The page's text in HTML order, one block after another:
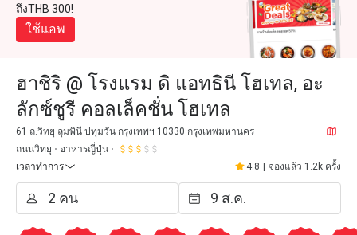
ถึงTHB 300!
ใช้แอพ
ฮาชิริ @ โรงแรม ดิ แอทธินี โฮเทล, อะ
ลักซ์ชูรี คอลเล็คชั่น โฮเทล
61 ถ.วิทยุ ลุมพินี ปทุมวัน กรุงเทพฯ 10330 กรุงเทพมหานคร
ถนนวิทยุ
อาหารญี่ปุ่น
เวลาทำการ
4.8 จองแล้ว 1.2k ครั้ง